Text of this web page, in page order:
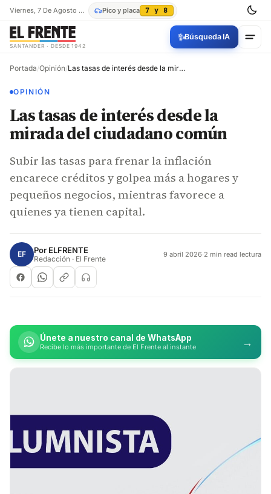
Viernes, 7 De Agosto De 2026 Pico y placa 7 y 8
SANTANDER · DESDE 1942
✨Búsqueda IA
Portada/Opinión/ Las tasas de interés desde la mirada del ciudadano común
OPINIÓN
Las tasas de interés desde la
mirada del ciudadano común
Subir las tasas para frenar la inflación
encarece créditos y golpea más a hogares y
pequeños negocios, mientras favorece a
quienes ya tienen capital.
EF Por ELFRENTE
Redacción · El Frente 9 abril 2026·2 min read lectura
Únete a nuestro canal de WhatsApp
Recibe lo más importante de El Frente al instante →